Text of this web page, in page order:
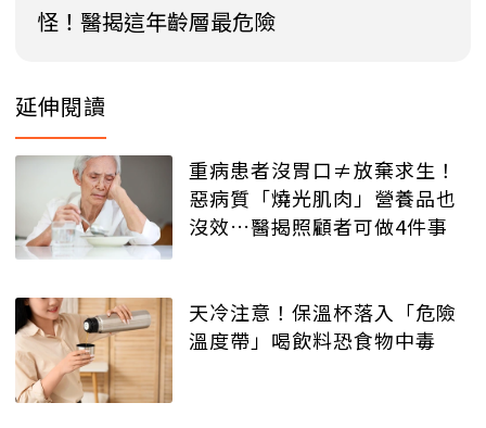
怪！醫揭這年齡層最危險
延伸閱讀
重病患者沒胃口≠放棄求生！
惡病質「燒光肌肉」營養品也
沒效…醫揭照顧者可做4件事
天冷注意！保溫杯落入「危險
溫度帶」喝飲料恐食物中毒